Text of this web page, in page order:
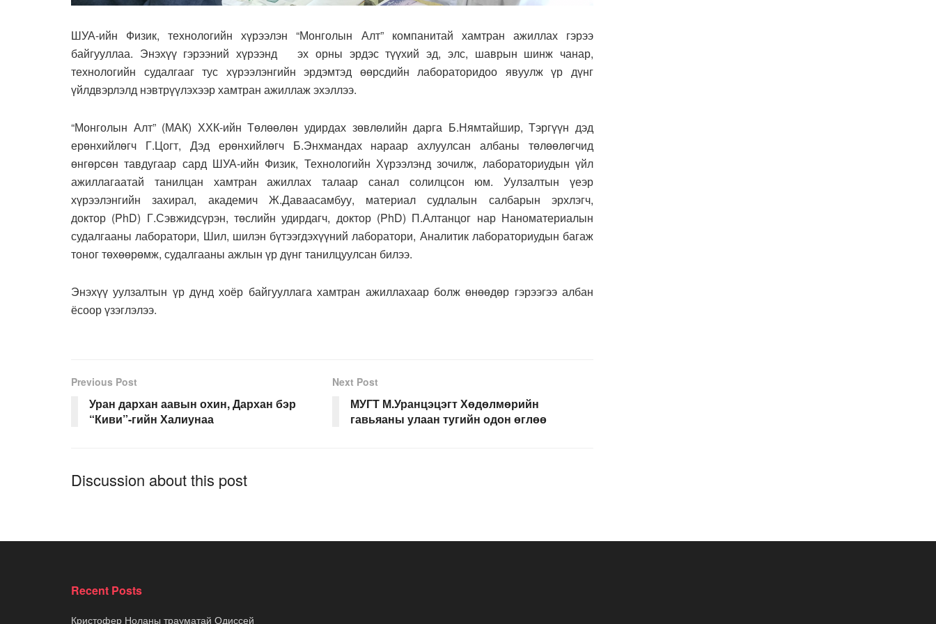
ШУА-ийн Физик, технологийн хүрээлэн “Монголын Алт” компанитай хамтран ажиллах гэрээ
байгууллаа. Энэхүү гэрээний хүрээнд эх орны эрдэс түүхий эд, элс, шаврын шинж чанар,
технологийн судалгааг тус хүрээлэнгийн эрдэмтэд өөрсдийн лабораторидоо явуулж үр дүнг
үйлдвэрлэлд нэвтрүүлэхээр хамтран ажиллаж эхэллээ.
“Монголын Алт” (МАК) ХХК-ийн Төлөөлөн удирдах зөвлөлийн дарга Б.Нямтайшир, Тэргүүн дэд
ерөнхийлөгч Г.Цогт, Дэд ерөнхийлөгч Б.Энхмандах нараар ахлуулсан албаны төлөөлөгчид
өнгөрсөн тавдугаар сард ШУА-ийн Физик, Технологийн Хүрээлэнд зочилж, лабораториудын үйл
ажиллагаатай танилцан хамтран ажиллах талаар санал солилцсон юм. Уулзалтын үеэр
хүрээлэнгийн захирал, академич Ж.Даваасамбуу, материал судлалын салбарын эрхлэгч,
доктор (PhD) Г.Сэвжидсүрэн, төслийн удирдагч, доктор (PhD) П.Алтанцог нар Наноматериалын
судалгааны лаборатори, Шил, шилэн бүтээгдэхүүний лаборатори, Аналитик лабораториудын багаж
тоног төхөөрөмж, судалгааны ажлын үр дүнг танилцуулсан билээ.
Энэхүү уулзалтын үр дүнд хоёр байгууллага хамтран ажиллахаар болж өнөөдөр гэрээгээ албан
ёсоор үзэглэлээ.
Previous Post
Уран дархан аавын охин, Дархан бэр
“Киви”-гийн Халиунаа
Next Post
МУГТ М.Уранцэцэгт Хөдөлмөрийн
гавьяаны улаан тугийн одон өглөө
Discussion about this post
Recent Posts
Кристофер Ноланы трауматай Одиссей